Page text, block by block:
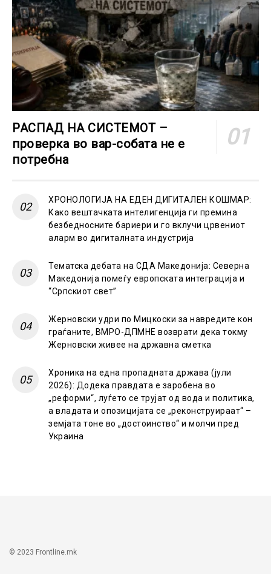
РАСПАД НА СИСТЕМОТ –
проверка во вар-собата не е
потребна
ХРОНОЛОГИЈА НА ЕДЕН ДИГИТАЛЕН КОШМАР:
Како вештачката интелигенција ги премина
безбедносните бариери и го вклучи црвениот
аларм во дигиталната индустрија
Тематска дебата на СДА Македонија: Северна
Македонија помеѓу европската интеграција и
“Српскиот свет”
Жерновски удри по Мицкоски за навредите кон
граѓаните, ВМРО-ДПМНЕ возврати дека токму
Жерновски живее на државна сметка
Хроника на една пропадната држава (јули
2026): Додека правдата е заробена во
„реформи“, луѓето се трујат од вода и политика,
а владата и опозицијата се „реконструираат“ –
земјата тоне во „достоинство“ и молчи пред
Украина
© 2023 Frontline.mk